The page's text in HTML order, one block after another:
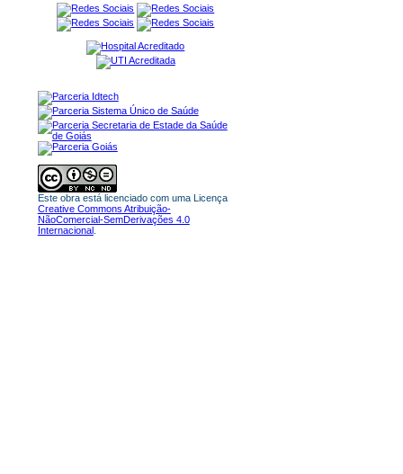
Este obra está licenciado com uma Licença
Creative Commons Atribuição-
NãoComercial-SemDerivações 4.0
Internacional.